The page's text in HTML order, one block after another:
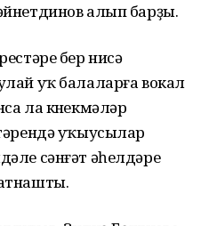
алып барҙы.
бер нисә
уҡ балаларға вокал
ла күнекмәләр
уҡыусылар
сәнғәт әһелдәре